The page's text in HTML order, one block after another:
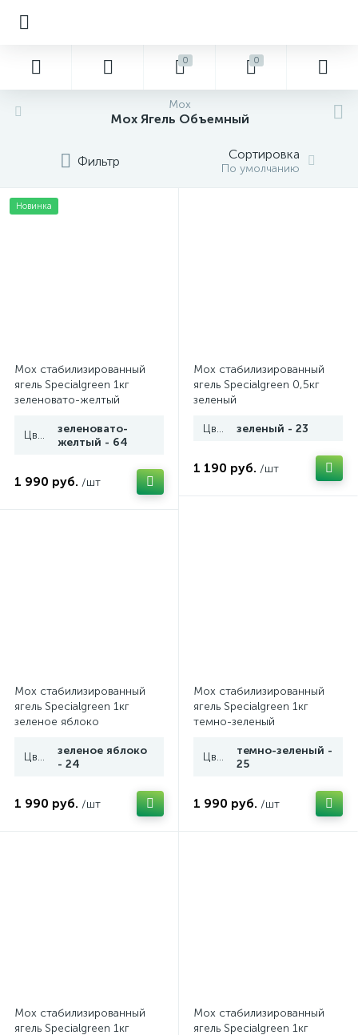
0 0
Мох
Мох Ягель Объемный
Фильтр Сортировка
По умолчанию
Новинка
Мох стабилизированный
ягель Specialgreen 1кг
зеленовато-желтый
Цвет
зеленовато-
желтый - 64
1 990 руб. /шт
Мох стабилизированный
ягель Specialgreen 0,5кг
зеленый
Цвет зеленый - 23
1 190 руб. /шт
Мох стабилизированный
ягель Specialgreen 1кг
зеленое яблоко
Цвет
зеленое яблоко
- 24
1 990 руб. /шт
Мох стабилизированный
ягель Specialgreen 1кг
темно-зеленый
Цвет
темно-зеленый -
25
1 990 руб. /шт
Мох стабилизированный
ягель Specialgreen 1кг
Мох стабилизированный
ягель Specialgreen 1кг